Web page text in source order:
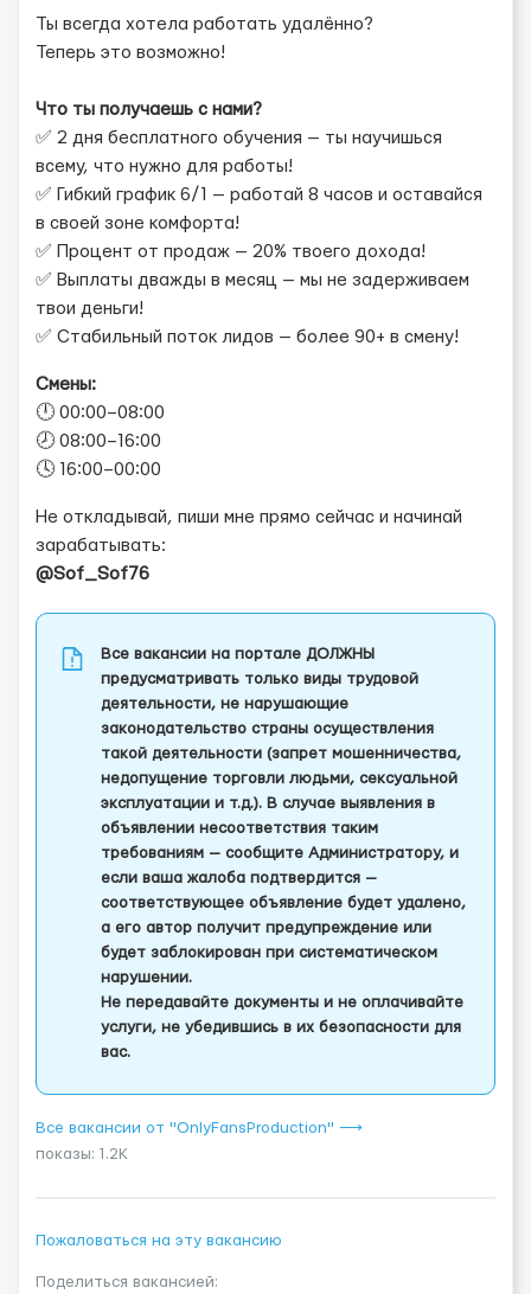
Ты всегда хотела работать удалённо?
Теперь это возможно!
Что ты получаешь с нами?
✅ 2 дня бесплатного обучения — ты научишься
всему, что нужно для работы!
✅ Гибкий график 6/1 — работай 8 часов и оставайся
в своей зоне комфорта!
✅ Процент от продаж — 20% твоего дохода!
✅ Выплаты дважды в месяц — мы не задерживаем
твои деньги!
✅ Стабильный поток лидов — более 90+ в смену!
Смены:
🕛 00:00–08:00
🕗 08:00–16:00
🕓 16:00–00:00
Не откладывай, пиши мне прямо сейчас и начинай
зарабатывать:
@Sof_Sof76
Все вакансии на портале ДОЛЖНЫ
предусматривать только виды трудовой
деятельности, не нарушающие
законодательство страны осуществления
такой деятельности (запрет мошенничества,
недопущение торговли людьми, сексуальной
эксплуатации и т.д.). В случае выявления в
объявлении несоответствия таким
требованиям — сообщите Администратору, и
если ваша жалоба подтвердится —
соответствующее объявление будет удалено,
а его автор получит предупреждение или
будет заблокирован при систематическом
нарушении.
Не передавайте документы и не оплачивайте
услуги, не убедившись в их безопасности для
вас.
Все вакансии от "OnlyFansProduction" ⟶
показы: 1.2K
Пожаловаться на эту вакансию
Поделиться вакансией: